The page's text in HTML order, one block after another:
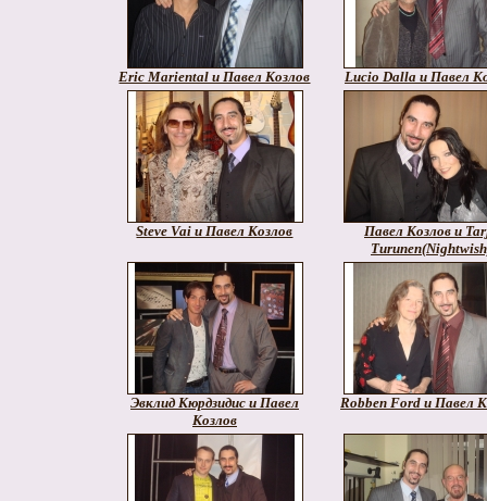
Eric Mariental и Павел Козлов Lucio Dalla и Павел
Steve Vai и Павел Козлов
Павел Козлов и
Эвклид Кюрдзидис и Павел
Козлов
Robben Ford и Павел